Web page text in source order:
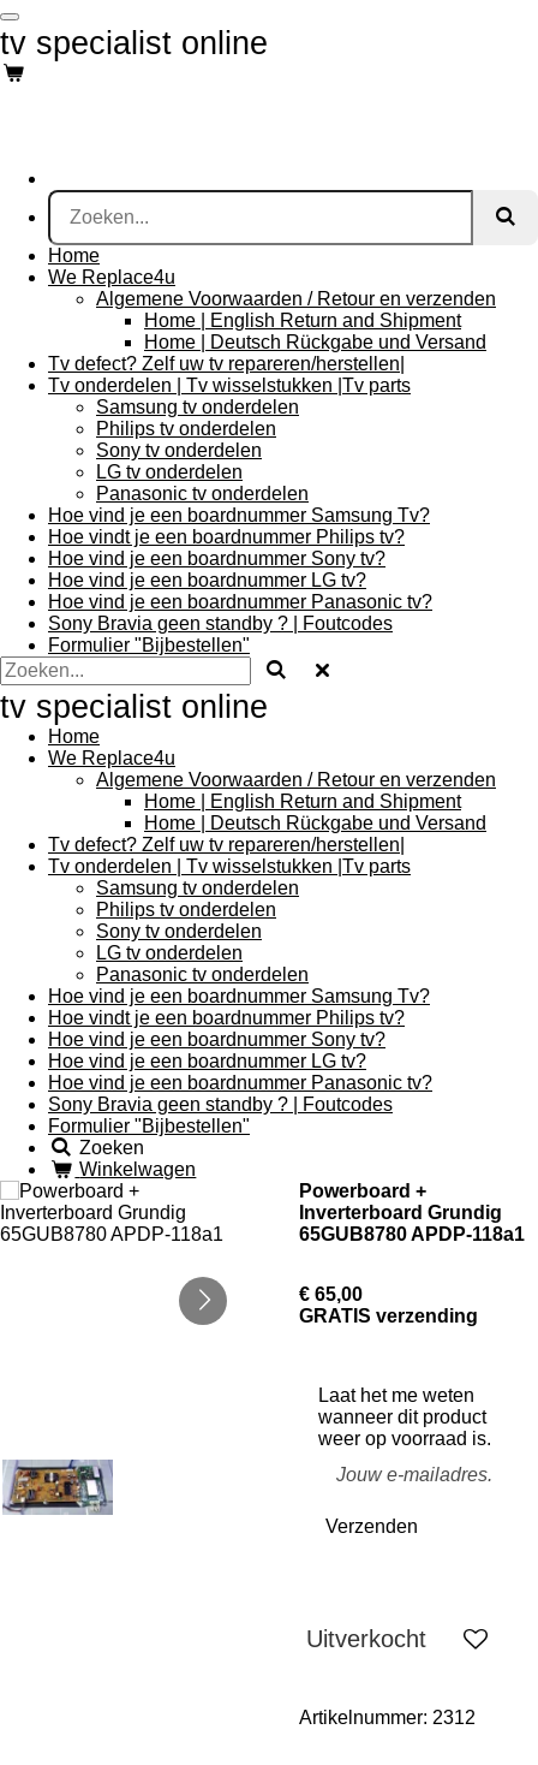
Ga
direct
naar
de
tv specialist online
Home
We Replace4u
Algemene Voorwaarden / Retour en verzenden
Home | English Return and Shipment
Home | Deutsch Rückgabe und Versand
Tv defect? Zelf uw tv repareren/herstellen|
Tv onderdelen | Tv wisselstukken |Tv parts
Samsung tv onderdelen
Philips tv onderdelen
Sony tv onderdelen
LG tv onderdelen
Panasonic tv onderdelen
Hoe vind je een boardnummer Samsung Tv?
Hoe vindt je een boardnummer Philips tv?
Hoe vind je een boardnummer Sony tv?
Hoe vind je een boardnummer LG tv?
Hoe vind je een boardnummer Panasonic tv?
Sony Bravia geen standby ? | Foutcodes
Formulier "Bijbestellen"
tv specialist online
Home
We Replace4u
Algemene Voorwaarden / Retour en verzenden
Home | English Return and Shipment
Home | Deutsch Rückgabe und Versand
Tv defect? Zelf uw tv repareren/herstellen|
Tv onderdelen | Tv wisselstukken |Tv parts
Samsung tv onderdelen
Philips tv onderdelen
Sony tv onderdelen
LG tv onderdelen
Panasonic tv onderdelen
Hoe vind je een boardnummer Samsung Tv?
Hoe vindt je een boardnummer Philips tv?
Hoe vind je een boardnummer Sony tv?
Hoe vind je een boardnummer LG tv?
Hoe vind je een boardnummer Panasonic tv?
Sony Bravia geen standby ? | Foutcodes
Formulier "Bijbestellen"
Zoeken
Winkelwagen
Powerboard +
Inverterboard Grundig
65GUB8780 APDP-118a1
€ 65,00
GRATIS verzending
Laat het me weten
wanneer dit product
weer op voorraad is.
Verzenden
Uitverkocht
Artikelnummer: 2312